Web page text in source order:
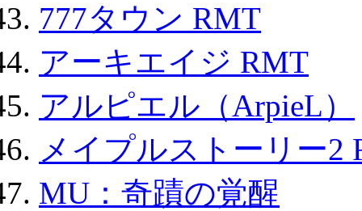
777タウン RMT
アーキエイジ RMT
アルピエル（ArpieL）
メイプルストーリー2
MU：奇蹟の覚醒